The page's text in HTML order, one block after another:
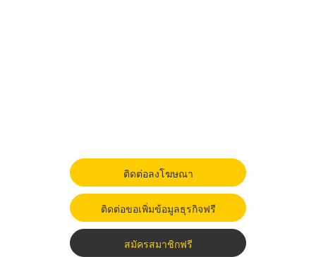
ติดต่อลงโฆษณา
ติดต่อขอเพิ่มข้อมูลธุรกิจฟรี
สมัครสมาชิกฟรี